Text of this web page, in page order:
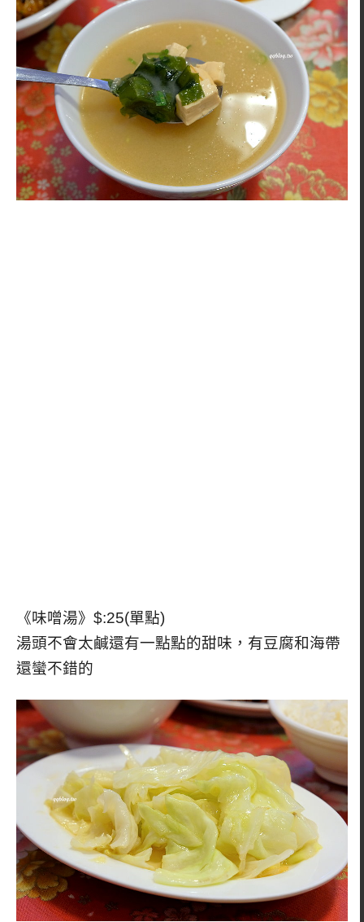
《味噌湯》$:25(單點)
湯頭不會太鹹還有一點點的甜味，有豆腐和海帶
還蠻不錯的